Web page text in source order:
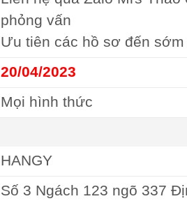
phỏng vấn
Ưu tiên các hồ sơ đến sớm
20/04/2023
Mọi hình thức
HANGY
Số 3 Ngách 123 ngõ 337